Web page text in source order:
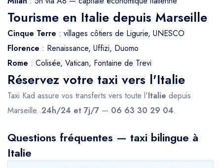
Tourisme en Italie depuis Marseille
Cinque Terre : villages côtiers de Ligurie, UNESCO
Florence : Renaissance, Uffizi, Duomo
Rome : Colisée, Vatican, Fontaine de Trevi
Réservez votre taxi vers l'Italie
Taxi Kad assure vos transferts vers toute l'Italie depuis
Marseille. 24h/24 et 7j/7 — 06 63 30 29 04.
Questions fréquentes — taxi bilingue à
Italie